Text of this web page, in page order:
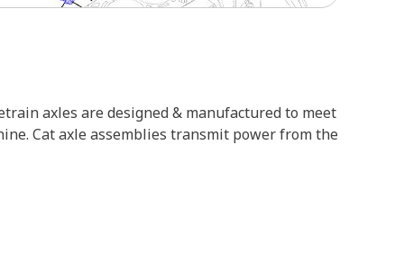
axles are designed & manufactured to meet
Cat axle assemblies transmit power from the